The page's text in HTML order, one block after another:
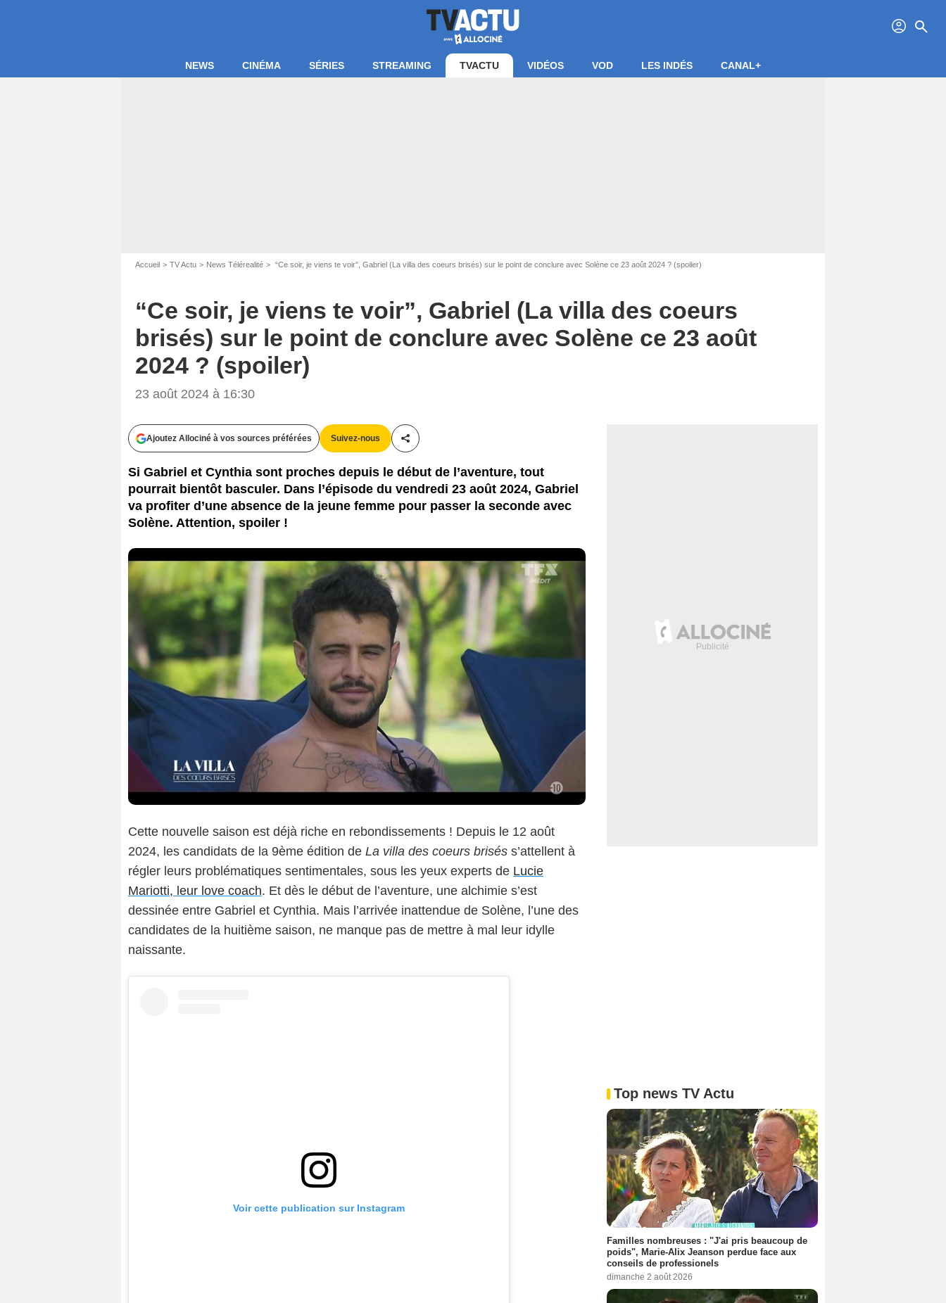
profil search
NEWS CINÉMA SÉRIES STREAMING TVACTU VIDÉOS VOD LES INDÉS CANAL+
Accueil TV Actu News Télérealité “Ce soir, je viens te voir”, Gabriel (La villa des coeurs brisés) sur le point de conclure avec Solène ce 23 août 2024 ? (spoiler)
“Ce soir, je viens te voir”, Gabriel (La villa des coeurs
brisés) sur le point de conclure avec Solène ce 23 août
2024 ? (spoiler)
23 août 2024 à 16:30
Ajoutez Allociné à vos sources préférées Suivez-nous
Partager cet article
Si Gabriel et Cynthia sont proches depuis le début de l’aventure, tout
pourrait bientôt basculer. Dans l’épisode du vendredi 23 août 2024, Gabriel
va profiter d’une absence de la jeune femme pour passer la seconde avec
Solène. Attention, spoiler !
Cette nouvelle saison est déjà riche en rebondissements ! Depuis le 12 août
2024, les candidats de la 9ème édition de La villa des coeurs brisés s’attellent à
régler leurs problématiques sentimentales, sous les yeux experts de Lucie
Mariotti, leur love coach. Et dès le début de l’aventure, une alchimie s’est
dessinée entre Gabriel et Cynthia. Mais l’arrivée inattendue de Solène, l’une des
candidates de la huitième saison, ne manque pas de mettre à mal leur idylle
naissante.
Voir cette publication sur Instagram
Top news TV Actu
Familles nombreuses : "J'ai pris beaucoup de
poids", Marie-Alix Jeanson perdue face aux
conseils de professionels
dimanche 2 août 2026